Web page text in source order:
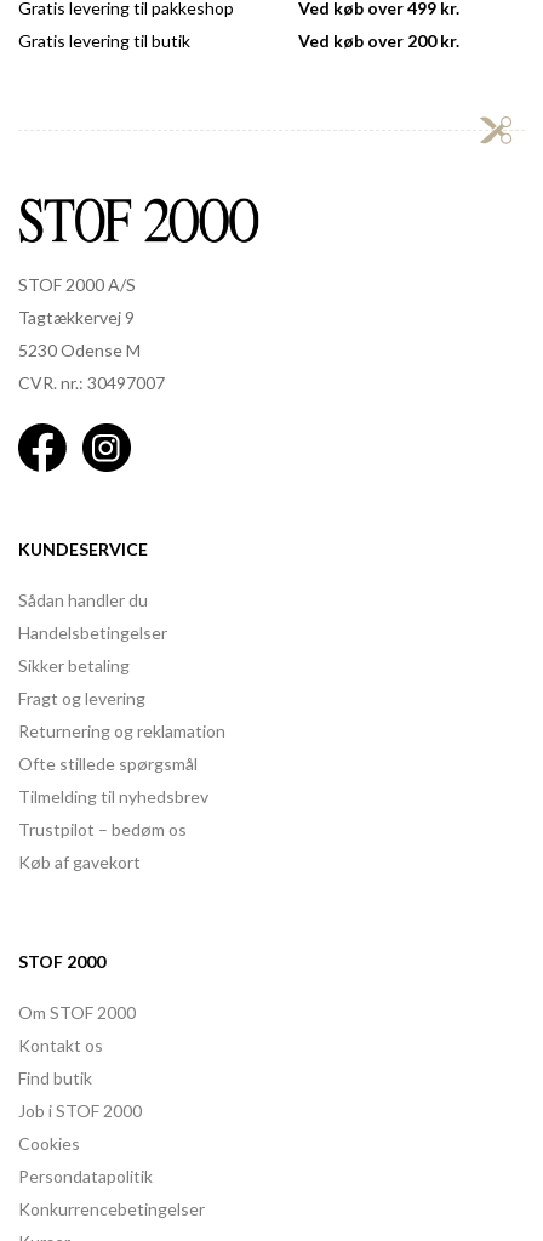
Gratis levering til pakkeshop
Gratis levering til butik
Ved køb over 499 kr.
Ved køb over 200 kr.
STOF 2000 A/S
Tagtækkervej 9
5230 Odense M
CVR. nr.: 30497007
KUNDESERVICE
Sådan handler du
Handelsbetingelser
Sikker betaling
Fragt og levering
Returnering og reklamation
Ofte stillede spørgsmål
Tilmelding til nyhedsbrev
Trustpilot – bedøm os
Køb af gavekort
STOF 2000
Om STOF 2000
Kontakt os
Find butik
Job i STOF 2000
Cookies
Persondatapolitik
Konkurrencebetingelser